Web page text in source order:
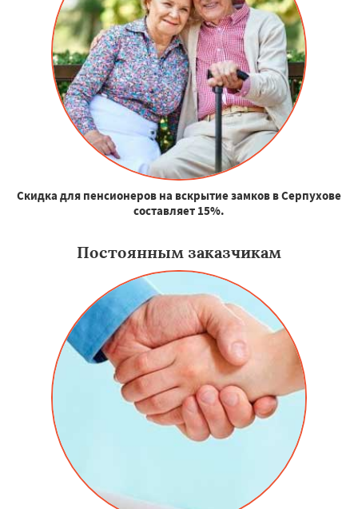
Скидка для пенсионеров на вскрытие замков в Серпухове
составляет 15%.
Постоянным заказчикам